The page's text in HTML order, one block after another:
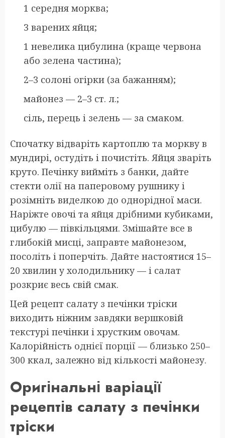
1 середня морква;
3 варених яйця;
1 невелика цибулина (краще червона
або зелена частина);
2–3 солоні огірки (за бажанням);
майонез — 2–3 ст. л.;
сіль, перець і зелень — за смаком.
Спочатку відваріть картоплю та моркву в
мундирі, остудіть і почистіть. Яйця зваріть
круто. Печінку вийміть з банки, дайте
стекти олії на паперовому рушнику і
розімніть виделкою до однорідної маси.
Наріжте овочі та яйця дрібними кубиками,
цибулю — півкільцями. Змішайте все в
глибокій мисці, заправте майонезом,
посоліть і поперчіть. Дайте настоятися 15–
20 хвилин у холодильнику — і салат
розкриє весь свій смак.
Цей рецепт салату з печінки тріски
виходить ніжним завдяки вершковій
текстурі печінки і хрустким овочам.
Калорійність однієї порції — близько 250–
300 ккал, залежно від кількості майонезу.
Оригінальні варіації
рецептів салату з печінки
тріски